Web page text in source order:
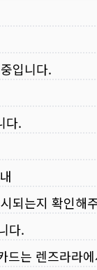
입니다.
다.
되는지 확인해
다.
드는 렌즈라라